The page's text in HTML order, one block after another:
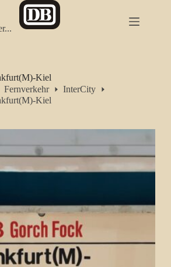
Kiel
Fernverkehr
InterCity
Kiel